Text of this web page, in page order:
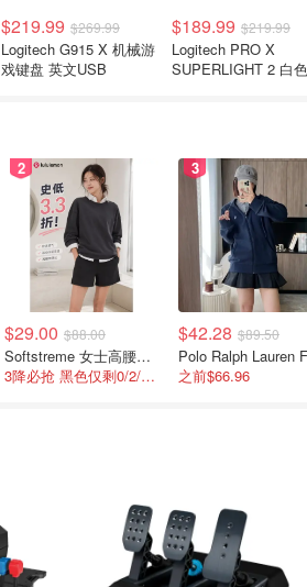
$219.99 $269.99
Logitech G915 X 机械游
戏键盘 英文USB
$189.99 $219.99
Logitech PRO X
SUPERLIGHT 2 白色
2
$29.00 $88.00
Softstreme 女士高腰短裤 4英寸
3降必抢 黑色仅剩0/2/4码
3
$42.28 $89.50
之前$66.96